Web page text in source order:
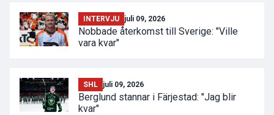
INTERVJU juli 09, 2026
Nobbade återkomst till Sverige: "Ville
vara kvar"
SHL juli 09, 2026
Berglund stannar i Färjestad: "Jag blir
kvar"